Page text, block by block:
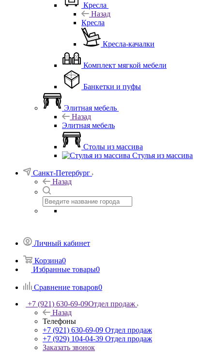
Кресла
Назад
Кресла
Кресла-качалки
Комплект мягкой мебели
Банкетки и пуфы
Элитная мебель
Назад
Элитная мебель
Столы из массива
Стулья из массива
Санкт-Петербург
Назад
Личный кабинет
Корзина0
Избранные товары0
Сравнение товаров0
+7 (921) 630-69-09Отдел продаж
Назад
Телефоны
+7 (921) 630-69-09 Отдел продаж
+7 (929) 104-04-39 Отдел продаж
Заказать звонок